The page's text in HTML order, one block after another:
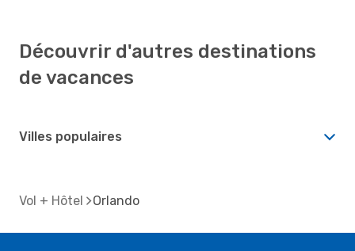
Découvrir d'autres destinations
de vacances
Villes populaires
Vol + Hôtel Orlando